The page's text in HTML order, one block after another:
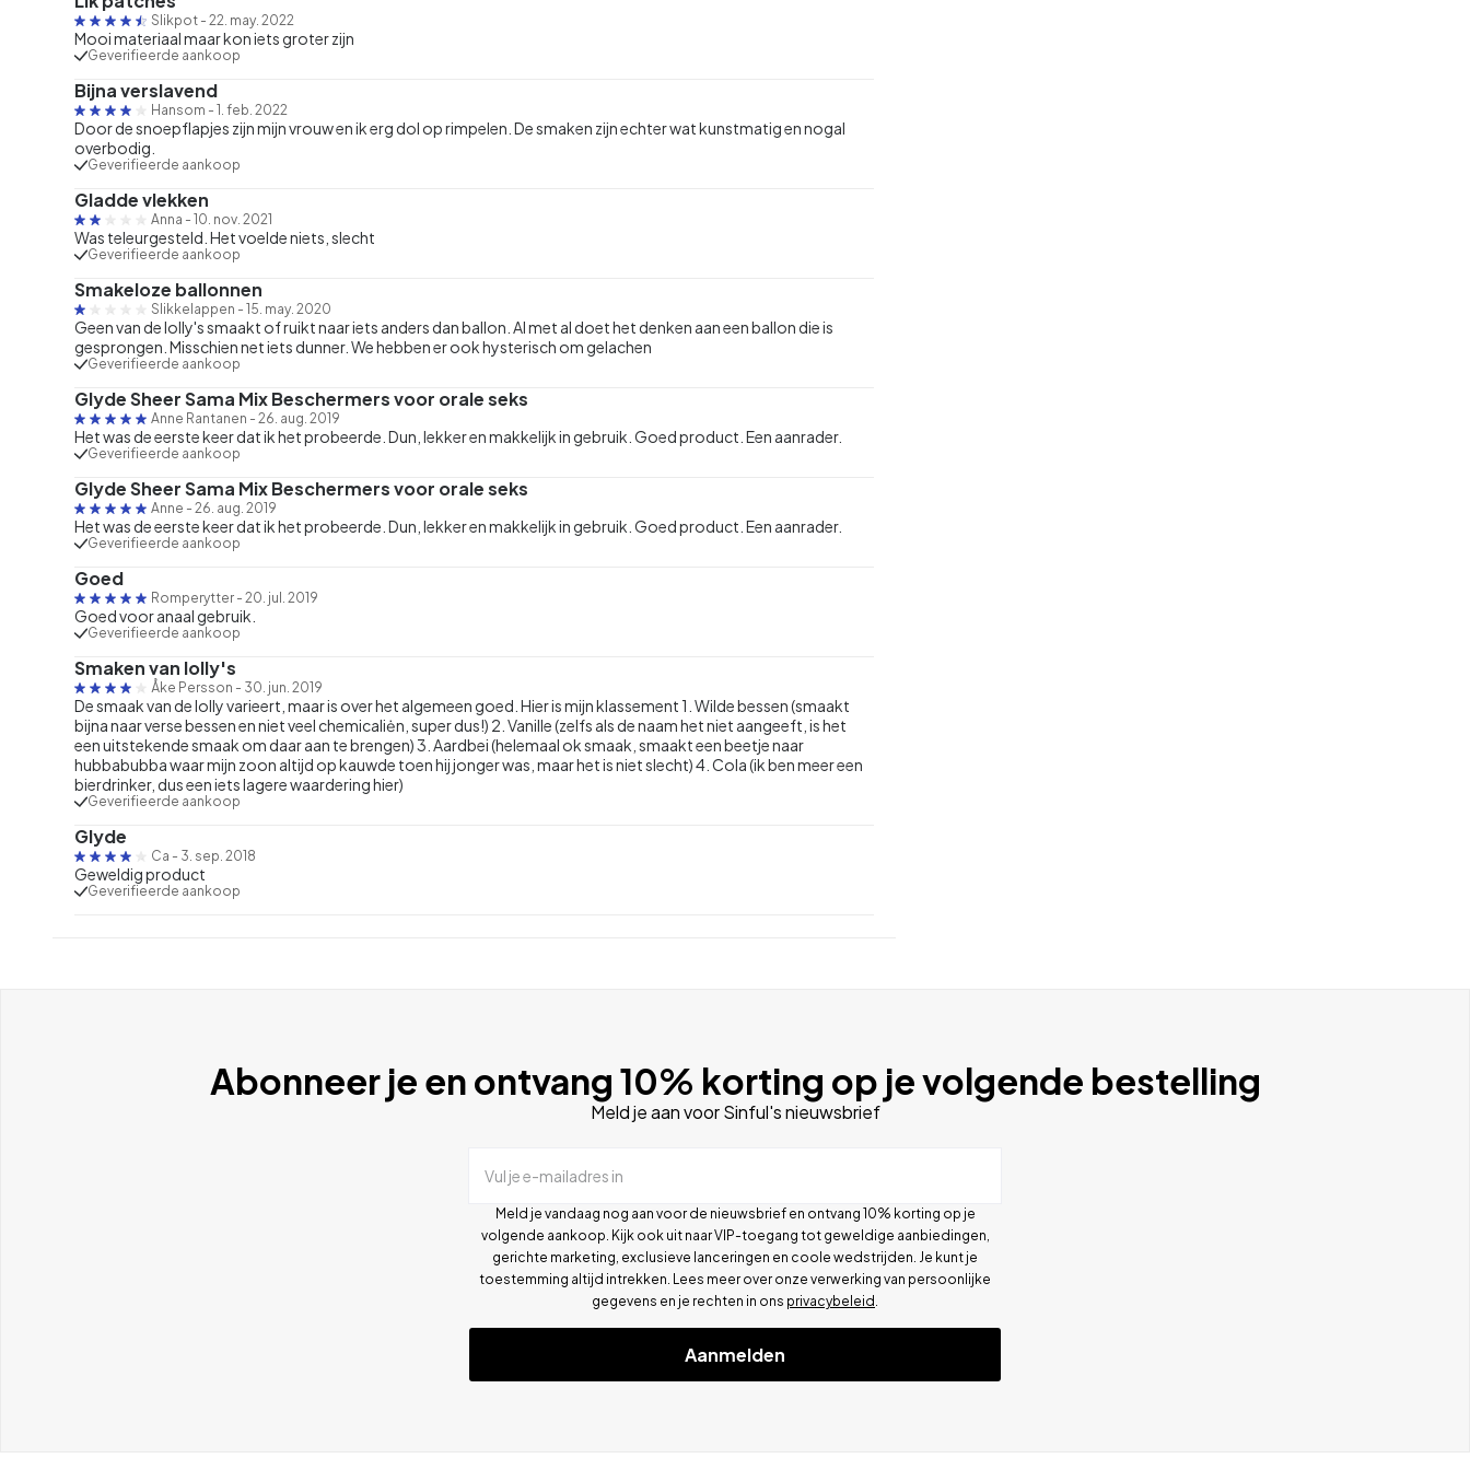
Slikpot - 22. may. 2022
Mooi materiaal maar kon iets groter zijn
Geverifieerde aankoop
Bijna verslavend
Hansom - 1. feb. 2022
Door de snoepflapjes zijn mijn vrouw en ik erg dol op rimpelen. De smaken zijn echter wat kunstmatig en nogal
overbodig.
Geverifieerde aankoop
Gladde vlekken
Anna - 10. nov. 2021
Was teleurgesteld. Het voelde niets, slecht
Geverifieerde aankoop
Smakeloze ballonnen
Slikkelappen - 15. may. 2020
Geen van de lolly's smaakt of ruikt naar iets anders dan ballon. Al met al doet het denken aan een ballon die is
gesprongen. Misschien net iets dunner. We hebben er ook hysterisch om gelachen
Geverifieerde aankoop
Glyde Sheer Sama Mix Beschermers voor orale seks
Anne Rantanen - 26. aug. 2019
Het was de eerste keer dat ik het probeerde. Dun, lekker en makkelijk in gebruik. Goed product. Een aanrader.
Geverifieerde aankoop
Glyde Sheer Sama Mix Beschermers voor orale seks
Anne - 26. aug. 2019
Het was de eerste keer dat ik het probeerde. Dun, lekker en makkelijk in gebruik. Goed product. Een aanrader.
Geverifieerde aankoop
Goed
Romperytter - 20. jul. 2019
Goed voor anaal gebruik.
Geverifieerde aankoop
Smaken van lolly's
Åke Persson - 30. jun. 2019
De smaak van de lolly varieert, maar is over het algemeen goed. Hier is mijn klassement 1. Wilde bessen (smaakt
bijna naar verse bessen en niet veel chemicaliėn, super dus!) 2. Vanille (zelfs als de naam het niet aangeeft, is het
een uitstekende smaak om daar aan te brengen) 3. Aardbei (helemaal ok smaak, smaakt een beetje naar
hubbabubba waar mijn zoon altijd op kauwde toen hij jonger was, maar het is niet slecht) 4. Cola (ik ben meer een
bierdrinker, dus een iets lagere waardering hier)
Geverifieerde aankoop
Glyde
Ca - 3. sep. 2018
Geweldig product
Geverifieerde aankoop
Abonneer je en ontvang 10% korting op je volgende bestelling
Meld je aan voor Sinful's nieuwsbrief
Vul je e-mailadres in
Meld je vandaag nog aan voor de nieuwsbrief en ontvang 10% korting op je
volgende aankoop. Kijk ook uit naar VIP-toegang tot geweldige aanbiedingen,
gerichte marketing, exclusieve lanceringen en coole wedstrijden. Je kunt je
toestemming altijd intrekken. Lees meer over onze verwerking van persoonlijke
gegevens en je rechten in ons privacybeleid
Aanmelden